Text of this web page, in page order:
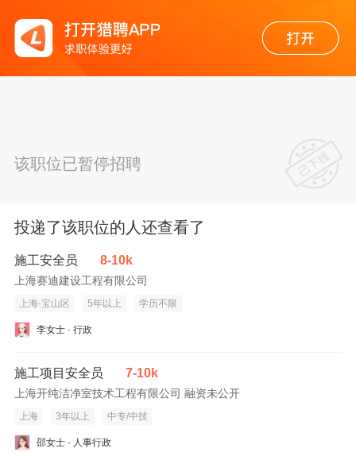
该职位已暂停招聘
投递了该职位的人还查看了
施工安全员 8-10k
上海赛迪建设工程有限公司
上海-宝山区 5年以上 学历不限
李女士 · 行政
施工项目安全员 7-10k
上海开纯洁净室技术工程有限公司 融资未公开
上海 3年以上 中专/中技
邵女士 · 人事行政